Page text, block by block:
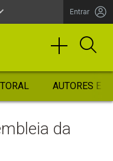
Entrar
AUTORES
da